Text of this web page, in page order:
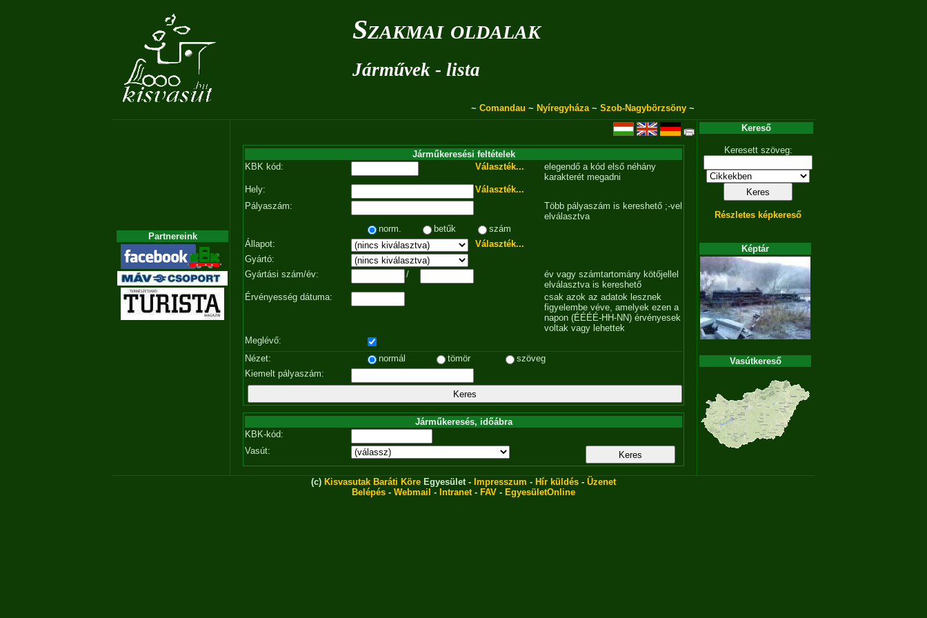
Szakmai oldalak
Járművek - lista
~ Comandau ~ Nyíregyháza~ Szob-Nagybörzsöny ~
Partnereink
Járműkeresési feltételek
KBK kód:
Választék...
elegendő a kód első néhány
karakterét megadni
Hely:
Választék...
Pályaszám:
Több pályaszám is kereshető ;-vel
elválasztva
norm.
betűk
szám
Állapot:
Választék...
Gyártó:
Gyártási szám/év:
/
év vagy számtartomány kötőjellel
elválasztva is kereshető
Érvényesség dátuma:
csak azok az adatok lesznek
figyelembe véve, amelyek ezen a
napon (ÉÉÉÉ-HH-NN) érvényesek
voltak vagy lehettek
Meglévő:
Nézet:
normál tömör
szöveg
Kiemelt pályaszám:
Járműkeresés, időábra
KBK-kód:
Vasút:
Kereső
Keresett szöveg:
Részletes képkereső
Képtár
Vasútkereső
(c) Kisvasutak Baráti Köre Egyesület - Impresszum - Hír küldés - Üzenet
Belépés - Webmail - Intranet- FAV - EgyesületOnline